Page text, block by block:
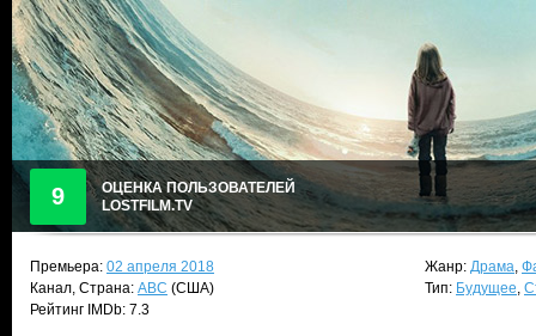
9
ОЦЕНКА ПОЛЬЗОВАТЕЛЕЙ
LOSTFILM.TV
Премьера: 02 апреля 2018
Канал, Страна: ABC (США)
Рейтинг IMDb: 7.3
Жанр: Драма,
Тип: Будущее,